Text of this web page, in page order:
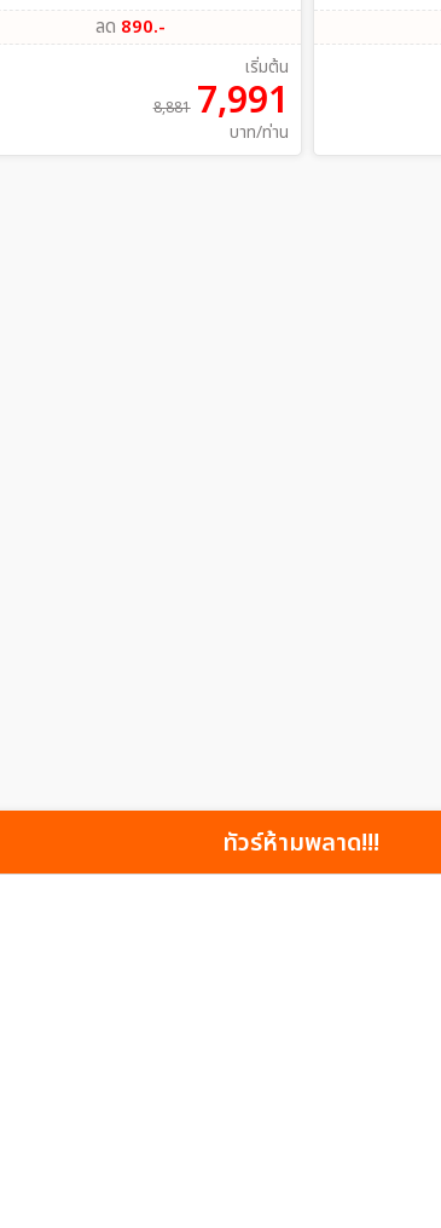
ลด 890.-
เริ่มต้น
8,881 7,991
บาท/ท่าน
ทัวร์ห้ามพลาด!!!